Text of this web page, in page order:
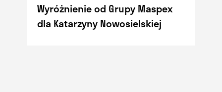
Wyróżnienie od Grupy Maspex
dla Katarzyny Nowosielskiej